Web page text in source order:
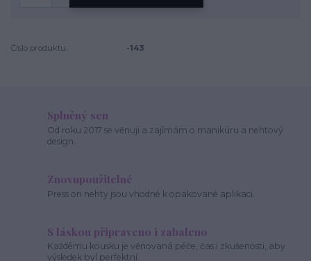
Číslo produktu: -143
Splněný sen
Od roku 2017 se věnuji a zajímám o manikúru a nehtový
design.
Znovupoužitelné
Press on nehty jsou vhodné k opakované aplikaci.
S láskou připraveno i zabaleno
Každému kousku je věnovaná péče, čas i zkušenosti, aby
výsledek byl perfektní.